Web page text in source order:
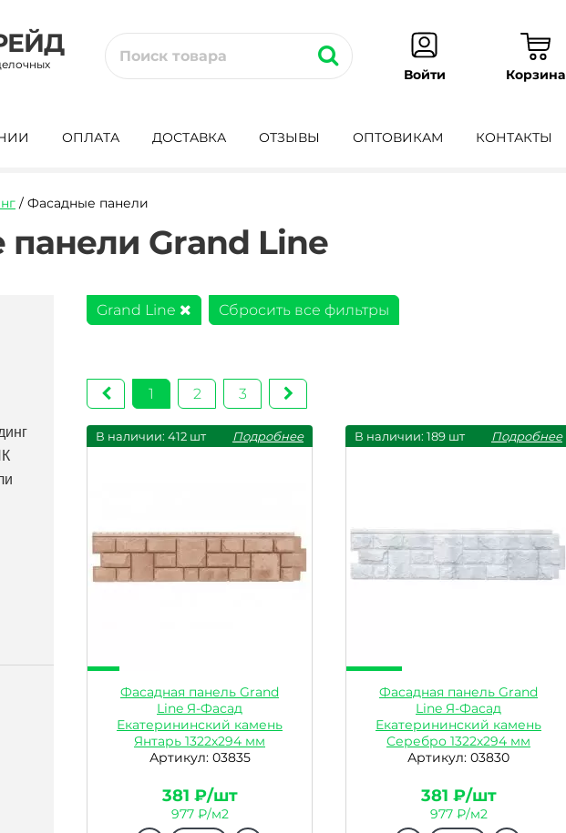
Войти Корзина
ОПЛАТА ДОСТАВКА ОТЗЫВЫ ОПТОВИКАМ КОНТАКТЫ
/ Фасадные панели
Grand Line
Grand Line Сбросить все фильтры
1 2 3
В наличии: 412 шт Подробнее
Фасадная панель Grand
Line Я-Фасад
Екатерининский камень
Янтарь 1322х294 мм
Артикул: 03835
381 ₽/шт
977 ₽/м2
В наличии: 189 шт Подробнее
Фасадная панель Grand
Line Я-Фасад
Екатерининский камень
Серебро 1322х294 мм
Артикул: 03830
381 ₽/шт
977 ₽/м2